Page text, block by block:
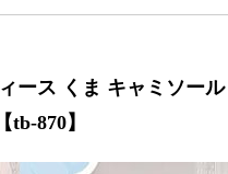
ース くま キャミソー
tb-870】